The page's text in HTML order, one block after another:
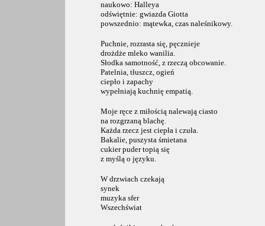
naukowo: Halleya
odświętnie: gwiazda Giotta
powszednio: mątewka, czas naleśnikowy.
Puchnie, rozrasta się, pęcznieje
drożdże mleko wanilia.
Słodka samotność, z rzeczą obcowanie.
Patelnia, tłuszcz, ogień
ciepło i zapachy
wypełniają kuchnię empatią.
Moje ręce z miłością nalewają ciasto
na rozgrzaną blachę.
Każda rzecz jest ciepła i czuła.
Bakalie, puszysta śmietana
cukier puder topią się
z myślą o języku.
W drzwiach czekają
synek
muzyka sfer
Wszechświat